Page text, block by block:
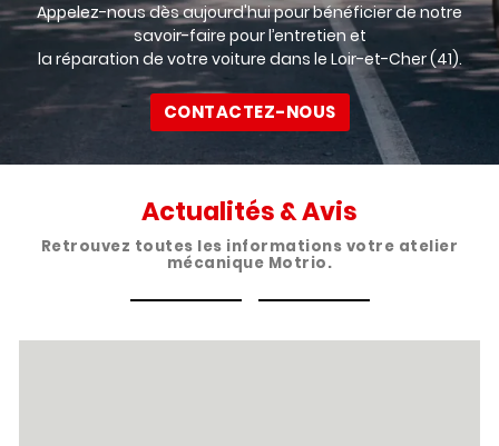
Appelez-nous dès aujourd'hui pour bénéficier de notre
savoir-faire pour l’entretien et
la réparation de votre voiture dans le Loir-et-Cher (41).
CONTACTEZ-NOUS
Actualités & Avis
Retrouvez toutes les informations votre atelier
mécanique Motrio.